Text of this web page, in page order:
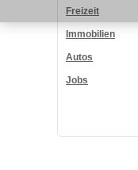
Freizeit
Immobilien
Autos
Jobs